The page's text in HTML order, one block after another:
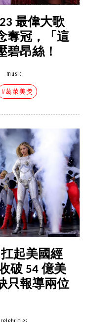
最偉大歌
奪冠，「這
碧昂絲！
music
#葛萊美獎
起美國經
破 54 億美
只報導兩位